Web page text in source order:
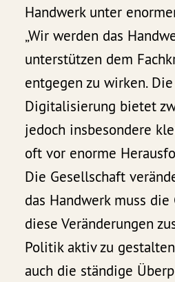
Handwerk unter
„Wir werden das
unterstützen dem
entgegen zu wirken.
Digitalisierung bietet
jedoch insbesondere
oft vor enorme
Die Gesellschaft
das Handwerk muss die
diese Veränderungen
Politik aktiv zu
auch die ständige